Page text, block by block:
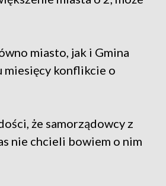
miasto, jak i Gmina
miesięcy konflikcie o
że samorządowcy z
nie chcieli bowiem o nim